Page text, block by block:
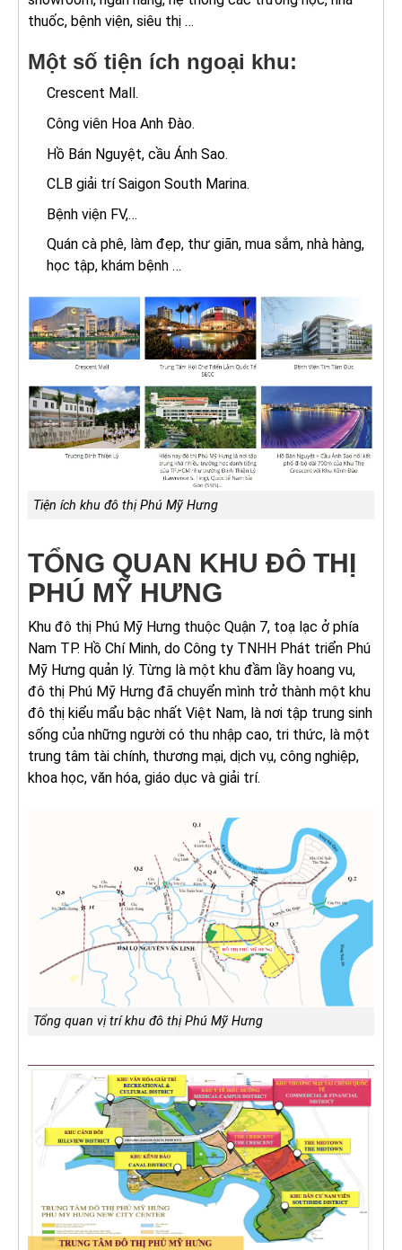
thuốc, bệnh viện, siêu thị …
Một số tiện ích ngoại khu:
Crescent Mall.
Công viên Hoa Anh Đào.
Hồ Bán Nguyệt, cầu Ánh Sao.
CLB giải trí Saigon South Marina.
Bệnh viện FV,…
Quán cà phê, làm đẹp, thư giãn, mua sắm, nhà hàng,
học tập, khám bệnh …
Tiện ích khu đô thị Phú Mỹ Hưng
TỔNG QUAN KHU ĐÔ THỊ
PHÚ MỸ HƯNG
Khu đô thị Phú Mỹ Hưng thuộc Quận 7, toạ lạc ở phía
Nam TP. Hồ Chí Minh, do Công ty TNHH Phát triển Phú
Mỹ Hưng quản lý. Từng là một khu đầm lầy hoang vu,
đô thị Phú Mỹ Hưng đã chuyển mình trở thành một khu
đô thị kiểu mẩu bậc nhất Việt Nam, là nơi tập trung sinh
sống của những người có thu nhập cao, tri thức, là một
trung tâm tài chính, thương mại, dịch vụ, công nghiệp,
khoa học, văn hóa, giáo dục và giải trí.
Tổng quan vị trí khu đô thị Phú Mỹ Hưng